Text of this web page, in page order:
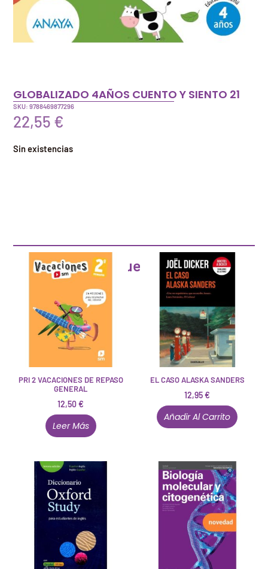
GLOBALIZADO 4AÑOS CUENTO Y SIENTO 21
SKU: 9788469877296
22,55 €
Sin existencias
Artículos que pueden interesarte
PRI 2 VACACIONES DE REPASO
GENERAL
12,50€
Leer Más
EL CASO ALASKA SANDERS
12,95€
Añadir Al Carrito